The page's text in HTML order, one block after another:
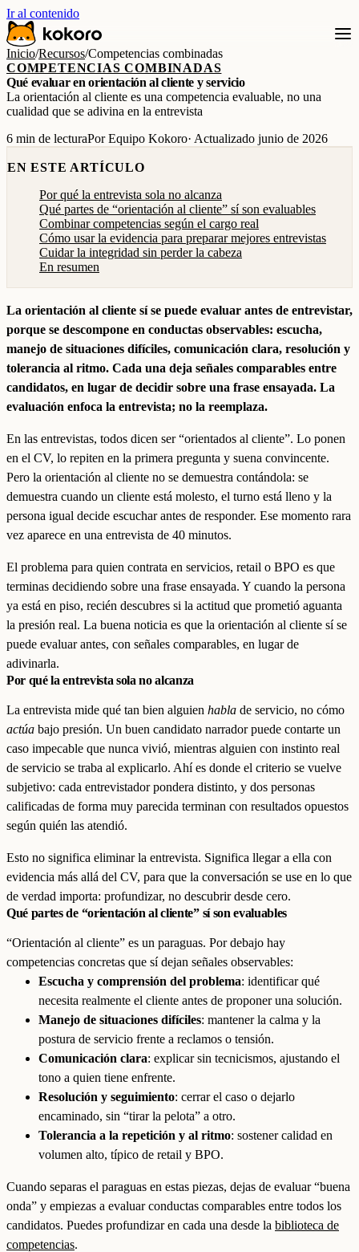
Ir al contenido
Inicio/Recursos/Competencias combinadas
COMPETENCIAS COMBINADAS
Qué evaluar en orientación al cliente y servicio
La orientación al cliente es una competencia evaluable, no una
cualidad que se adivina en la entrevista
6 min de lecturaPor Equipo Kokoro· Actualizado junio de 2026
EN ESTE ARTÍCULO
Por qué la entrevista sola no alcanza
Qué partes de “orientación al cliente” sí son evaluables
Combinar competencias según el cargo real
Cómo usar la evidencia para preparar mejores entrevistas
Cuidar la integridad sin perder la cabeza
En resumen
La orientación al cliente sí se puede evaluar antes de entrevistar,
porque se descompone en conductas observables: escucha,
manejo de situaciones difíciles, comunicación clara, resolución y
tolerancia al ritmo. Cada una deja señales comparables entre
candidatos, en lugar de decidir sobre una frase ensayada. La
evaluación enfoca la entrevista; no la reemplaza.
En las entrevistas, todos dicen ser “orientados al cliente”. Lo ponen
en el CV, lo repiten en la primera pregunta y suena convincente.
Pero la orientación al cliente no se demuestra contándola: se
demuestra cuando un cliente está molesto, el turno está lleno y la
persona igual decide escuchar antes de responder. Ese momento rara
vez aparece en una entrevista de 40 minutos.
El problema para quien contrata en servicios, retail o BPO es que
terminas decidiendo sobre una frase ensayada. Y cuando la persona
ya está en piso, recién descubres si la actitud que prometió aguanta
la presión real. La buena noticia es que la orientación al cliente sí se
puede evaluar antes, con señales comparables, en lugar de
adivinarla.
Por qué la entrevista sola no alcanza
La entrevista mide qué tan bien alguien habla de servicio, no cómo
actúa bajo presión. Un buen candidato narrador puede contarte un
caso impecable que nunca vivió, mientras alguien con instinto real
de servicio se traba al explicarlo. Ahí es donde el criterio se vuelve
subjetivo: cada entrevistador pondera distinto, y dos personas
calificadas de forma muy parecida terminan con resultados opuestos
según quién las atendió.
Esto no significa eliminar la entrevista. Significa llegar a ella con
evidencia más allá del CV, para que la conversación se use en lo que
de verdad importa: profundizar, no descubrir desde cero.
Qué partes de “orientación al cliente” sí son evaluables
“Orientación al cliente” es un paraguas. Por debajo hay
competencias concretas que sí dejan señales observables:
Escucha y comprensión del problema: identificar qué
necesita realmente el cliente antes de proponer una solución.
Manejo de situaciones difíciles: mantener la calma y la
postura de servicio frente a reclamos o tensión.
Comunicación clara: explicar sin tecnicismos, ajustando el
tono a quien tiene enfrente.
Resolución y seguimiento: cerrar el caso o dejarlo
encaminado, sin “tirar la pelota” a otro.
Tolerancia a la repetición y al ritmo: sostener calidad en
volumen alto, típico de retail y BPO.
Cuando separas el paraguas en estas piezas, dejas de evaluar “buena
onda” y empiezas a evaluar conductas comparables entre todos los
candidatos. Puedes profundizar en cada una desde la biblioteca de
competencias.